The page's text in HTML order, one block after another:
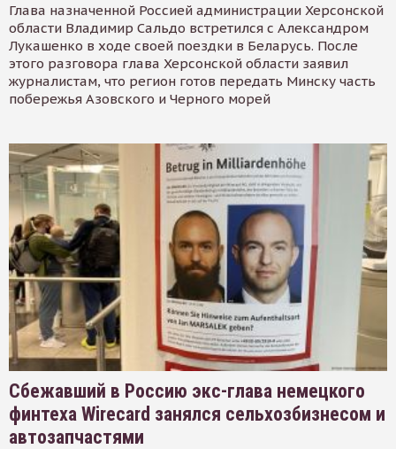
Глава назначенной Россией администрации Херсонской
области Владимир Сальдо встретился с Александром
Лукашенко в ходе своей поездки в Беларусь. После
этого разговора глава Херсонской области заявил
журналистам, что регион готов передать Минску часть
побережья Азовского и Черного морей
Сбежавший в Россию экс-глава немецкого
финтеха Wirecard занялся сельхозбизнесом и
автозапчастями